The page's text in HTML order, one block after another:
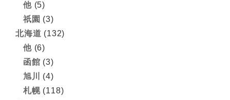
他(5)
祇園 (3)
北海道 (132)
他(6)
函館 (3)
旭川
(4)
札幌(118)